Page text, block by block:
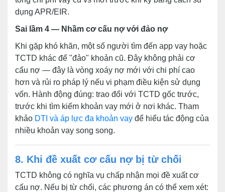
dụng APR/EIR.
Sai lầm 4 — Nhầm cơ cấu nợ với đảo nợ
Khi gặp khó khăn, một số người tìm đến app vay hoặc
TCTD khác để "đảo" khoản cũ. Đây không phải cơ
cấu nợ — đây là vòng xoáy nợ mới với chi phí cao
hơn và rủi ro pháp lý nếu vi phạm điều kiện sử dụng
vốn. Hành động đúng: trao đổi với TCTD gốc trước,
trước khi tìm kiếm khoản vay mới ở nơi khác. Tham
khảo DTI và áp lực đa khoản vay để hiểu tác động của
nhiều khoản vay song song.
8. Khi đề xuất cơ cấu nợ bị từ chối
TCTD không có nghĩa vụ chấp nhận mọi đề xuất cơ
cấu nợ. Nếu bị từ chối, các phương án có thể xem xét: